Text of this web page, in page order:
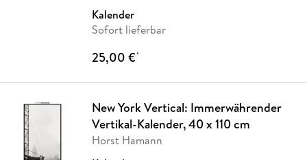
Kalender
Sofort lieferbar
25,00 €*
New York Vertical: Immerwährender
Vertikal-Kalender, 40 x 110 cm
Horst Hamann